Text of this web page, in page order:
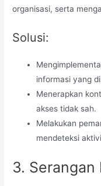
organisasi, serta
Solusi:
informasi yang
Menerapkan
akses tidak sah.
Melakukan
mendeteksi
3.